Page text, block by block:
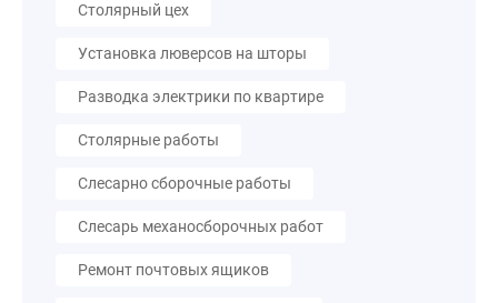
Столярный цех
Установка люверсов на шторы
Разводка электрики по квартире
Столярные работы
Слесарно сборочные работы
Слесарь механосборочных работ
Ремонт почтовых ящиков